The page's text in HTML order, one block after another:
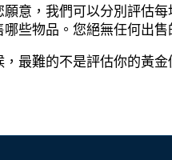
願意，我們可以分別評估
哪些物品。您絕無任何出
，最難的不是評估你的黃